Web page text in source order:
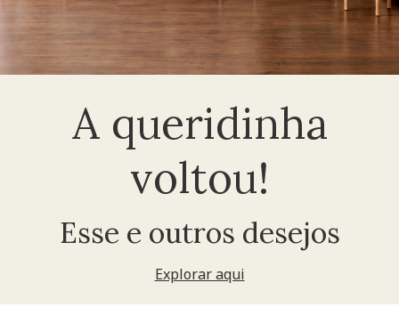
A queridinha
voltou!
Esse e outros desejos
Explorar aqui